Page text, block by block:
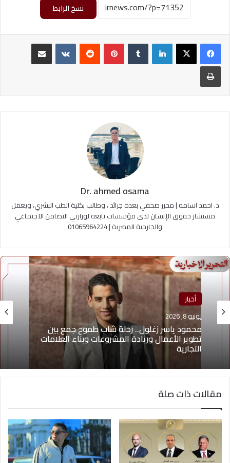
نسخ الرابط
لينكدإن بينتيريست
طباعة
Dr. ahmed osama
د. احمد اسامه | محرر صحفي بعدة جرائد ، وطالب بكلية الطب البشري، ويعمل
مستشار حقوق الإنسان لدى مؤسسات تابعة لوزارتي التضامن الاجتماعي
والخارجية المصرية | 01065964224
أخبار
يونيو 8, 2026
محمود ياسر زغلول.. رحلة شاب طموح جمع بين
تطوير الأعمال وريادة المشروعات وبناء العلامات
التجارية
منوعات
يونيو 4, 2026
يوسف أيمن درويش.. عقلية بيعية شابة تقود التغيير
وتؤهل الشباب لسوق العمل2026
مقالات ذات صلة